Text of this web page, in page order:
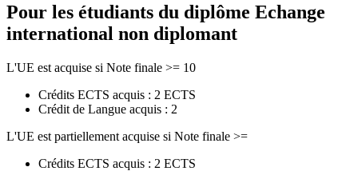
Pour les étudiants du diplôme Echange
international non diplomant
L'UE est acquise si Note finale >= 10
Crédits ECTS acquis : 2 ECTS
Crédit de Langue acquis : 2
L'UE est partiellement acquise si Note finale >=
Crédits ECTS acquis : 2 ECTS